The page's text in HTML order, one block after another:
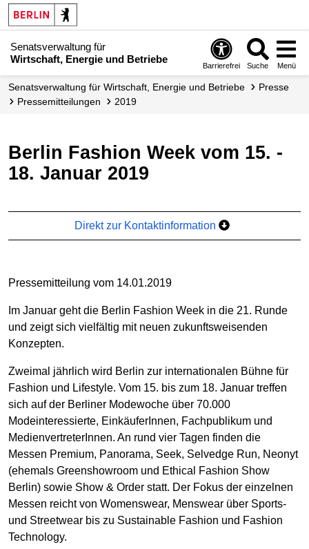
Senatsverwaltung für
Wirtschaft, Energie und Betriebe
Barrierefrei Suche Menü
Senats­verwaltung für Wirtschaft, Energie und Betriebe
Presse
Presse­mitteilungen
2019
Berlin Fashion Week vom 15. -
18. Januar 2019
Direkt zur Kontaktinformation
Pressemitteilung vom 14.01.2019
Im Januar geht die Berlin Fashion Week in die 21. Runde
und zeigt sich vielfältig mit neuen zukunftsweisenden
Konzepten.
Zweimal jährlich wird Berlin zur internationalen Bühne für
Fashion und Lifestyle. Vom 15. bis zum 18. Januar treffen
sich auf der Berliner Modewoche über 70.000
Modeinteressierte, EinkäuferInnen, Fachpublikum und
MedienvertreterInnen. An rund vier Tagen finden die
Messen Premium, Panorama, Seek, Selvedge Run, Neonyt
(ehemals Greenshowroom und Ethical Fashion Show
Berlin) sowie Show & Order statt. Der Fokus der einzelnen
Messen reicht von Womenswear, Menswear über Sports-
und Streetwear bis zu Sustainable Fashion und Fashion
Technology.